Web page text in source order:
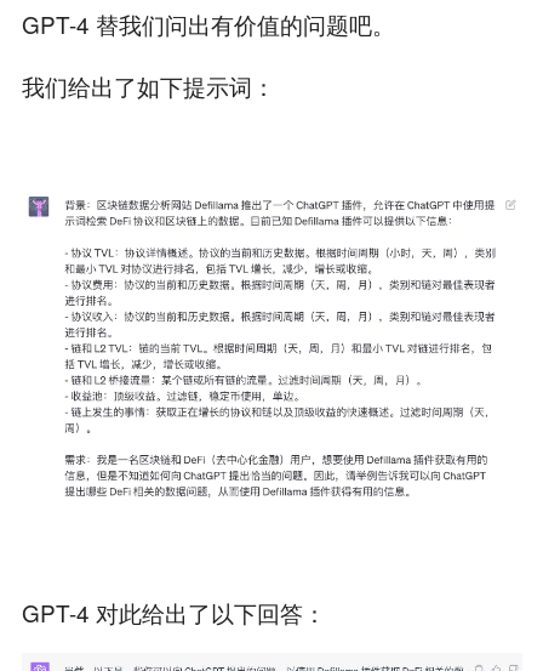
GPT-4 替我们问出有价值的问题吧。
我们给出了如下提示词：
GPT-4 对此给出了以下回答：